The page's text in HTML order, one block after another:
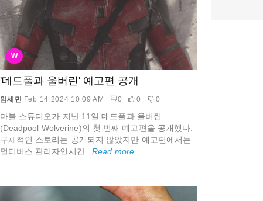
W
'데드풀과 울버린' 예고편 공개
임세민 Feb 14 2024 10:09 AM 0 0 0
마블 스튜디오가 지난 11일 데드풀과 울버린
(Deadpool Wolverine)의 첫 번째 예고편을 공개했다.
구체적인 스토리는 공개되지 않았지만 예고편에서는
멀티버스 관리자인시간...Read more...